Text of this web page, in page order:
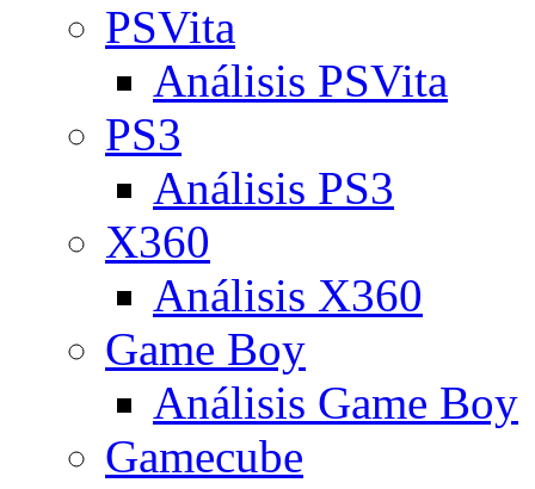
PSVita
Análisis PSVita
PS3
Análisis PS3
X360
Análisis X360
Game Boy
Análisis Game Boy
Gamecube